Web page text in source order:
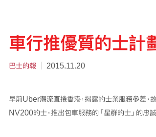
車行推優質的士計
巴士的報 2015.11.20
早前Uber潮流直捲香港，揭露的士業服務參差，
NV200的士，推出包車服務的「星群的士」的忠